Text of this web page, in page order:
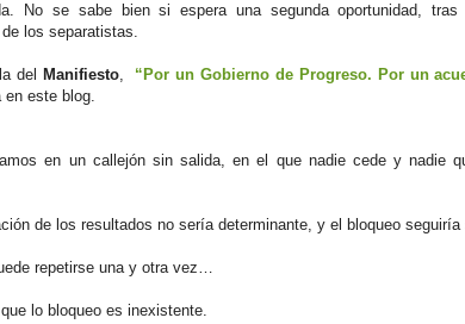
No se sabe bien si espera una segunda oportunidad,
los separatistas.
del Manifiesto,
“Por un Gobierno de Progreso. Por un
en este blog.
en un callejón sin salida, en el que nadie cede y nadie
de los resultados no sería determinante, y el bloqueo
repetirse una y otra vez…
lo bloqueo es inexistente.